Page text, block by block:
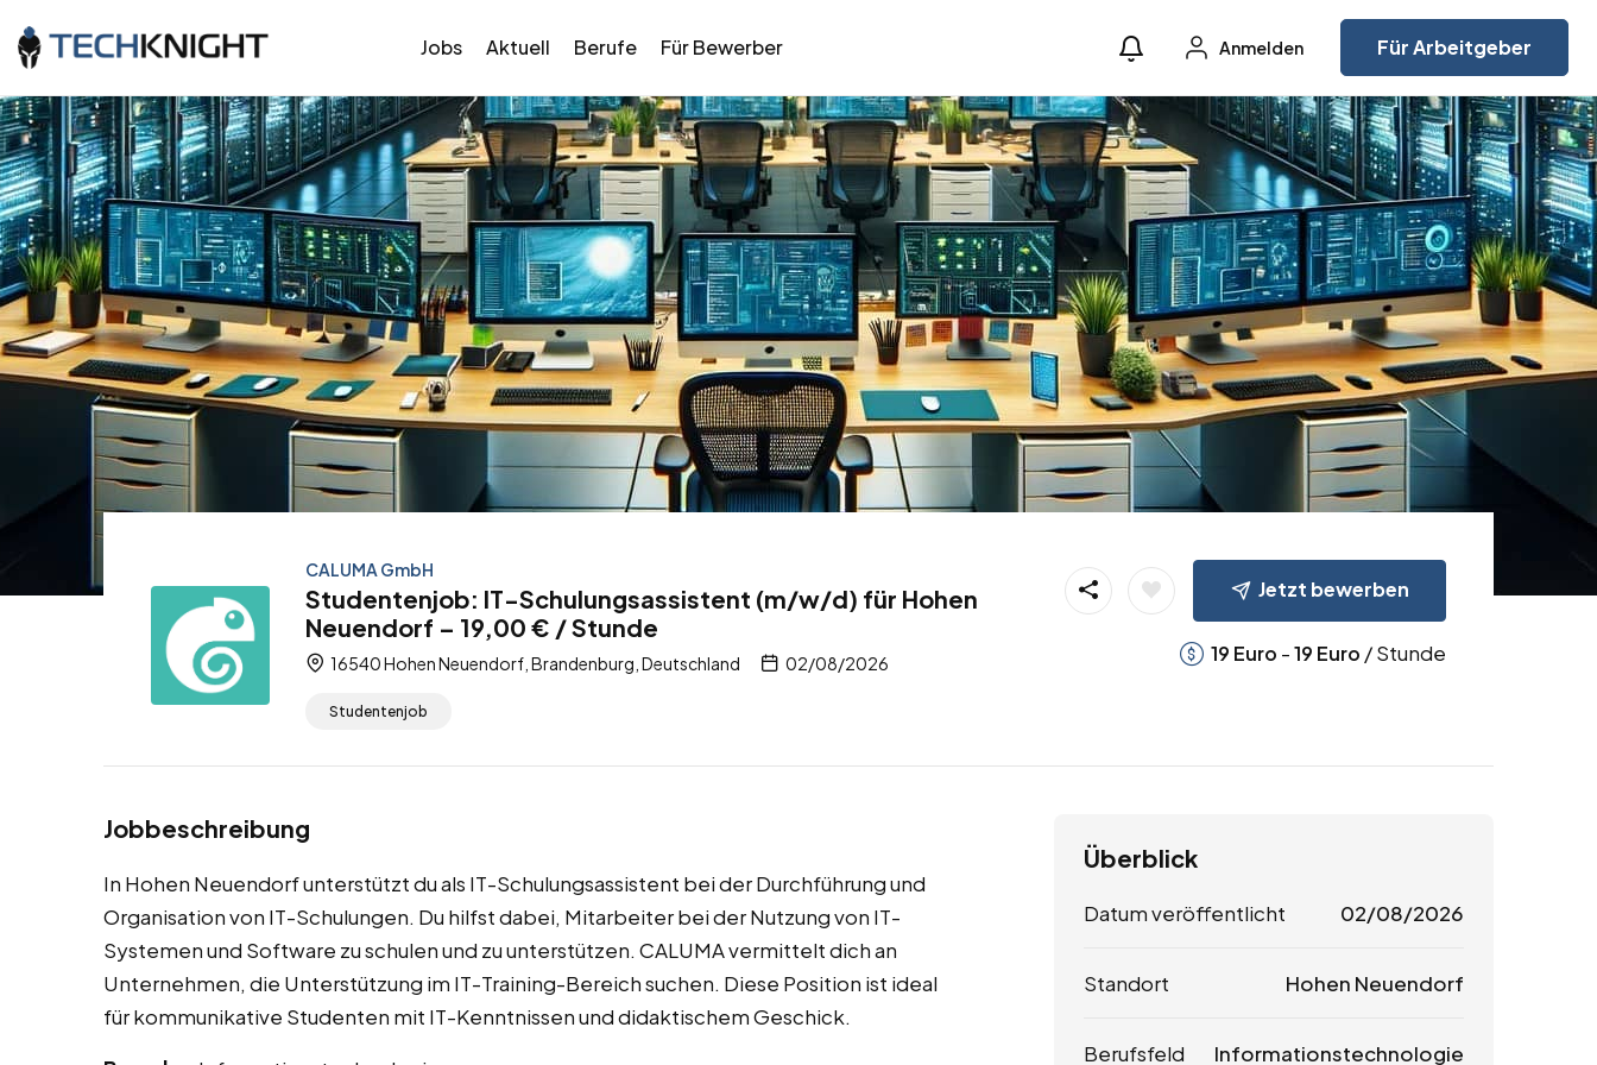
Jobs Aktuell Berufe Für Bewerber Anmelden Für Arbeitgeber
CALUMA GmbH
Studentenjob: IT-Schulungsassistent (m/w/d) für Hohen
Neuendorf – 19,00 € / Stunde
16540 Hohen Neuendorf, Brandenburg, Deutschland 02/08/2026
Studentenjob
Jetzt bewerben
19 Euro -19 Euro / Stunde
Jobbeschreibung
In Hohen Neuendorf unterstützt du als IT-Schulungsassistent bei der Durchführung und
Organisation von IT-Schulungen. Du hilfst dabei, Mitarbeiter bei der Nutzung von IT-
Systemen und Software zu schulen und zu unterstützen. CALUMA vermittelt dich an
Unternehmen, die Unterstützung im IT-Training-Bereich suchen. Diese Position ist ideal
für kommunikative Studenten mit IT-Kenntnissen und didaktischem Geschick.
Überblick
Datum veröffentlicht 02/08/2026
Standort Hohen Neuendorf
Berufsfeld Informationstechnologie